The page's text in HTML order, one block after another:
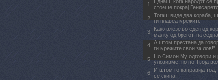
1. Еднаш, кога народот се
стоеше покрај
2. Тогаш виде два кораба,
ги плавеа мрежите,
3. Како влезе во еден од
малку од брегот, па
4. А штом престана да
ги мрежите свои за лов!”
5. Но Симон Му одговори и
уловивме; но по Твоја
6. И штом го направија
се скина.